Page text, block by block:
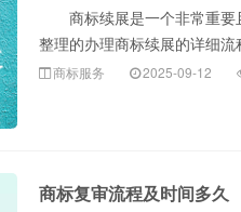
商标续展是一个非常重要
整理的办理商标续展的详细
商标服务 2025-09-12
商标复审流程及时间多久